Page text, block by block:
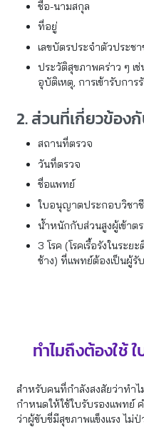
ชื่อ-นามสกุล
ที่อยู่
เลขบัตรประจำตัวประช
ประวัติสุขภาพคร่าว ๆ เ
อุบัติเหตุ, การเข้ารับกา
2. ส่วนที่เกี่ยวข้อ
สถานที่ตรวจ
วันที่ตรวจ
ชื่อแพทย์
ใบอนุญาตประกอบวิชาชี
น้ำหนักกับส่วนสูงผู้เข้าต
3 โรค (โรคเรื้อรังในระย
ช้าง) ที่แพทย์ต้องเป็นผู้รั
ทำไมถึงต้องใช้
สำหรับคนที่กำลังสงสัยว่าทำ
กำหนดให้ใช้ใบรับรองแพทย์
ว่าผู้ขับขี่มีสุขภาพแข็งแรง ไม่